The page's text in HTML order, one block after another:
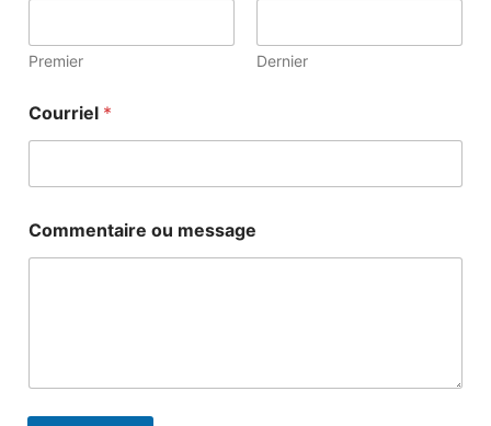
Premier Dernier
Courriel *
Commentaire ou message